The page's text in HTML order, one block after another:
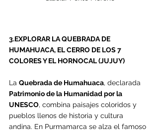
3.EXPLORAR LA QUEBRADA DE
HUMAHUACA, EL CERRO DE LOS 7
COLORES Y EL HORNOCAL (JUJUY)
La Quebrada de Humahuaca, declarada
Patrimonio de la Humanidad por la
UNESCO, combina paisajes coloridos y
pueblos llenos de historia y cultura
andina. En Purmamarca se alza el famoso